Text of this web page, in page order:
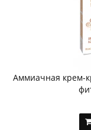
Аммиачная крем-